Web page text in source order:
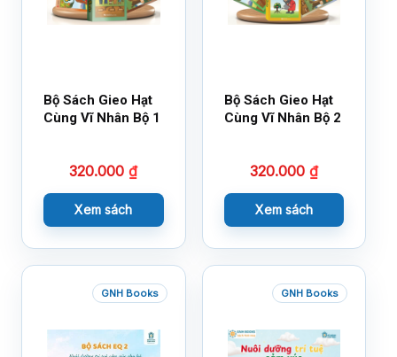
Bộ Sách Gieo Hạt
Cùng Vĩ Nhân Bộ 1
320.000₫
Xem sách
Bộ Sách Gieo Hạt
Cùng Vĩ Nhân Bộ 2
320.000 ₫
Xem sách
GNH Books GNH Books